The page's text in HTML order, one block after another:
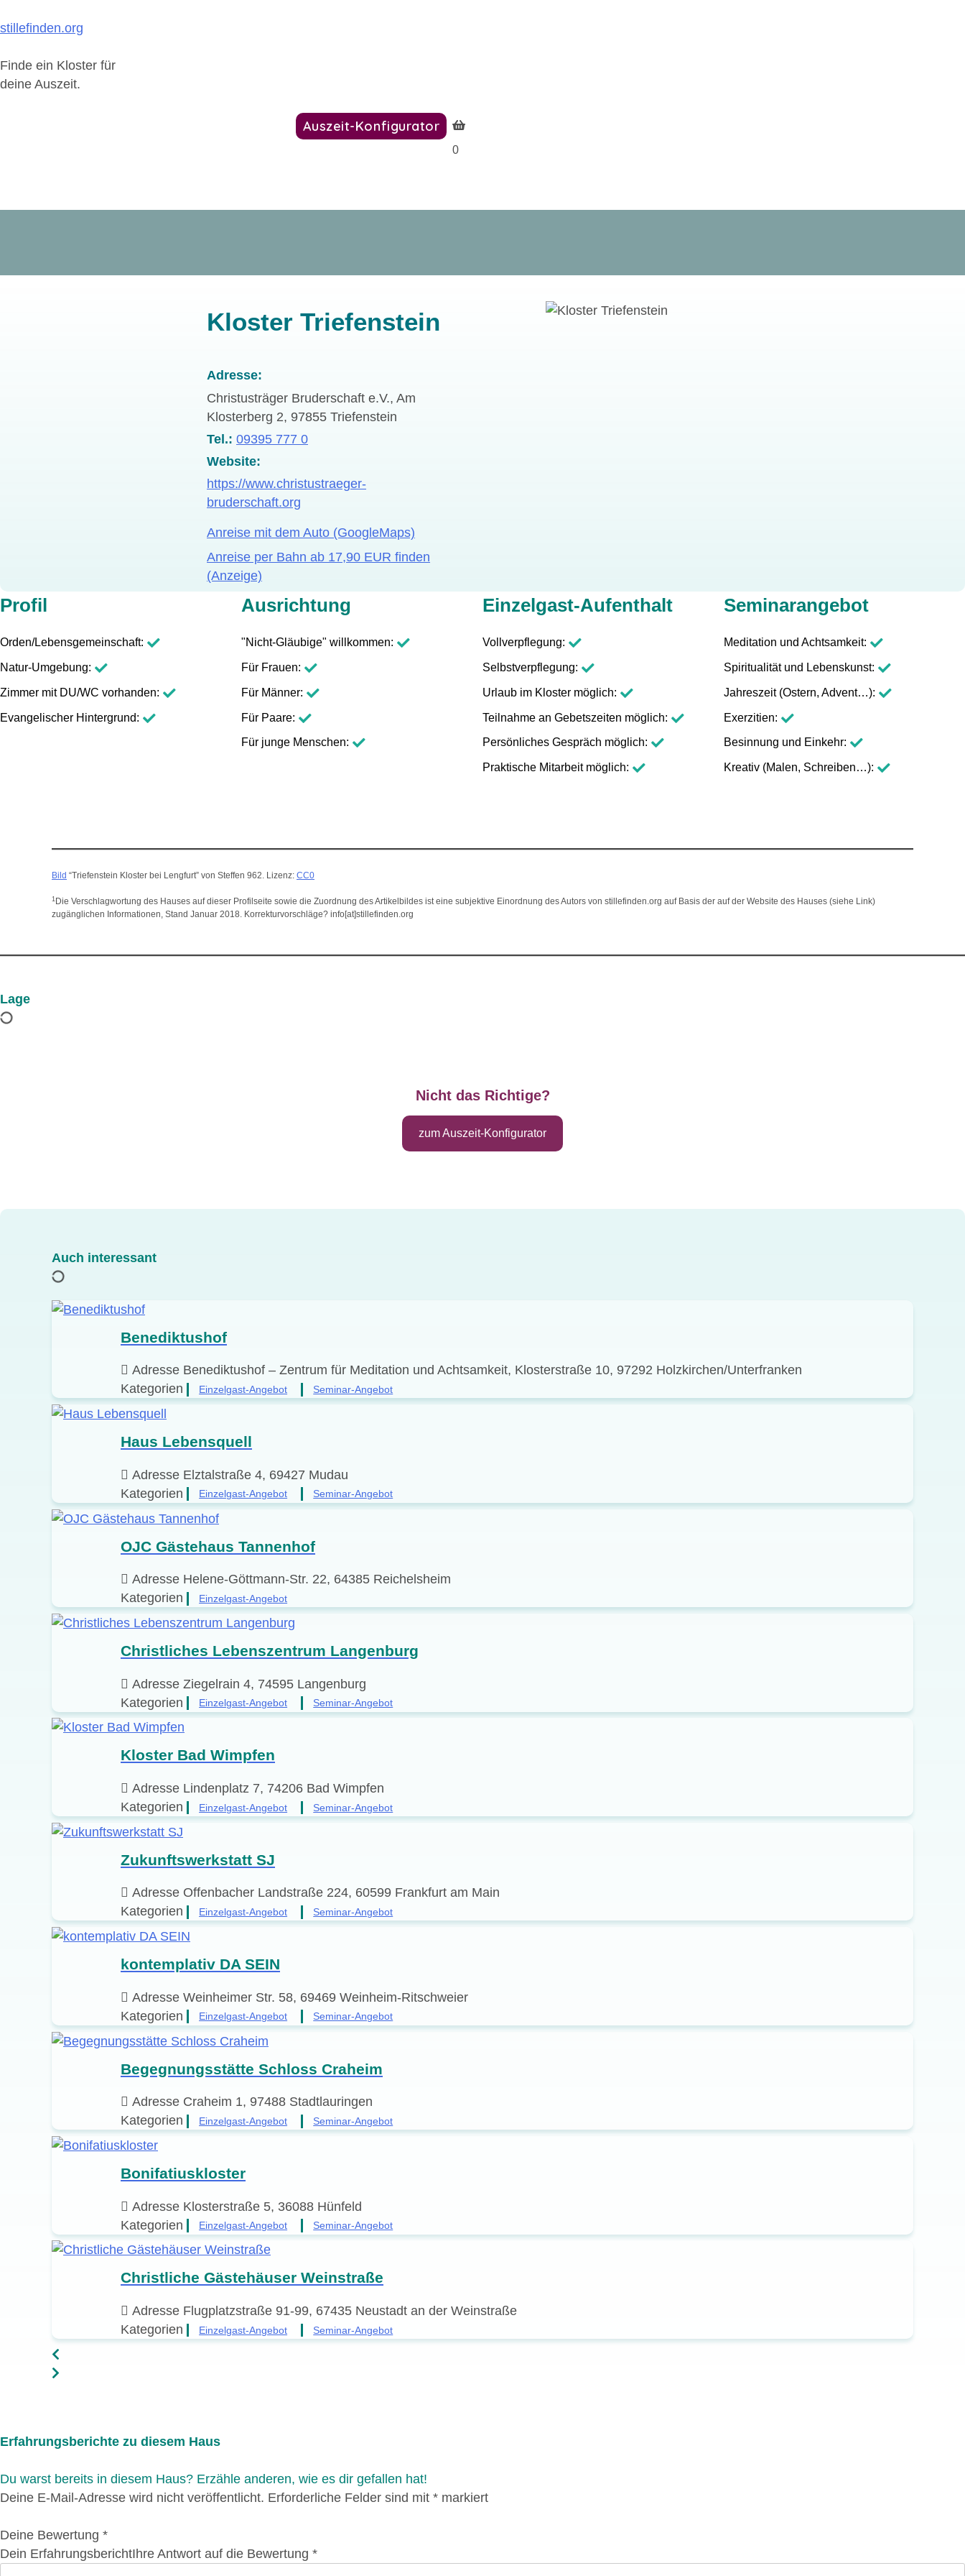
Inhalt
stillefinden.org
Finde ein Kloster für
deine Auszeit.
Auszeit-Konfigurator
0
Kloster Triefenstein
Adresse
Christusträger Bruderschaft e.V., Am
Klosterberg 2, 97855 Triefenstein
Tel. 09395 777 0
Website
https://www.christustraeger-
bruderschaft.org
Anreise mit dem Auto (GoogleMaps)
Anreise per Bahn ab 17,90 EUR finden
(Anzeige)
Profil
Orden/Lebensgemeinschaft
Natur-Umgebung
Zimmer mit DU/WC vorhanden
Evangelischer Hintergrund
Ausrichtung
"Nicht-Gläubige" willkommen
Für Frauen
Für Männer
Für Paare
Für junge Menschen
Einzelgast-Aufenthalt
Vollverpflegung
Selbstverpflegung
Urlaub im Kloster möglich
Teilnahme an Gebetszeiten möglich
Persönliches Gespräch möglich
Praktische Mitarbeit möglich
Seminarangebot
Meditation und Achtsamkeit
Spiritualität und Lebenskunst
Jahreszeit (Ostern, Advent…)
Exerzitien
Besinnung und Einkehr
Kreativ (Malen, Schreiben…)
Bild “Triefenstein Kloster bei Lengfurt” von Steffen 962. Lizenz: CC0
1 Die Verschlagwortung des Hauses auf dieser Profilseite sowie die Zuordnung des Artikelbildes ist eine subjektive Einordnung des Autors von stillefinden.org auf Basis der auf der Website des Hauses (siehe Link)
zugänglichen Informationen, Stand Januar 2018. Korrekturvorschläge? info[at]stillefinden.org
Lage
Nicht das Richtige?
zum Auszeit-Konfigurator
Auch interessant
Benediktushof
Adresse Benediktushof – Zentrum für Meditation und Achtsamkeit, Klosterstraße 10, 97292 Holzkirchen/Unterfranken
Kategorien
Einzelgast-Angebot Seminar-Angebot
Haus Lebensquell
Adresse Elztalstraße 4, 69427 Mudau
Kategorien
Einzelgast-Angebot Seminar-Angebot
OJC Gästehaus Tannenhof
Adresse Helene-Göttmann-Str. 22, 64385 Reichelsheim
Kategorien
Einzelgast-Angebot
Christliches Lebenszentrum Langenburg
Adresse Ziegelrain 4, 74595 Langenburg
Kategorien
Einzelgast-Angebot Seminar-Angebot
Kloster Bad Wimpfen
Adresse Lindenplatz 7, 74206 Bad Wimpfen
Kategorien
Einzelgast-Angebot Seminar-Angebot
Zukunftswerkstatt SJ
Adresse Offenbacher Landstraße 224, 60599 Frankfurt am Main
Kategorien
Einzelgast-Angebot Seminar-Angebot
kontemplativ DA SEIN
Adresse Weinheimer Str. 58, 69469 Weinheim-Ritschweier
Kategorien
Einzelgast-Angebot Seminar-Angebot
Begegnungsstätte Schloss Craheim
Adresse Craheim 1, 97488 Stadtlauringen
Kategorien
Einzelgast-Angebot Seminar-Angebot
Bonifatiuskloster
Adresse Klosterstraße 5, 36088 Hünfeld
Kategorien
Einzelgast-Angebot Seminar-Angebot
Christliche Gästehäuser Weinstraße
Adresse Flugplatzstraße 91-99, 67435 Neustadt an der Weinstraße
Kategorien
Einzelgast-Angebot Seminar-Angebot
Erfahrungsberichte zu diesem Haus
Du warst bereits in diesem Haus? Erzähle anderen, wie es dir gefallen hat!
Deine E-Mail-Adresse wird nicht veröffentlicht. Erforderliche Felder sind mit * markiert
Deine Bewertung *
Dein ErfahrungsberichtIhre Antwort auf die Bewertung *